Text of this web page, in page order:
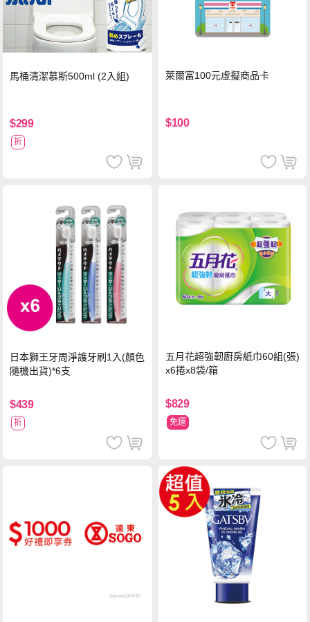
馬桶清潔慕斯500ml (2入組)
$299
折
萊爾富100元虛擬商品卡
$100
日本獅王牙周淨護牙刷1入(顏色
隨機出貨)*6支
$439
折
五月花超強韌廚房紙巾60組(張)
x6捲x8袋/箱
$829
免運